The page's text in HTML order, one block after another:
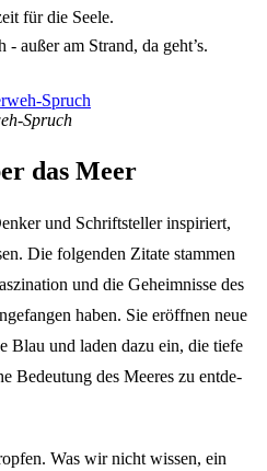
für die Seele.
außer am Strand, da geht’s.
Spruch
das Meer
und Schrift­stel­ler inspi­riert,
Die folgen­den Zita­te stam­men
und die Geheim­nis­se des
haben. Sie eröff­nen neue
Blau und laden dazu ein, die tiefe
Bedeu­tung des Meeres zu entde­
Was wir nicht wissen, ein